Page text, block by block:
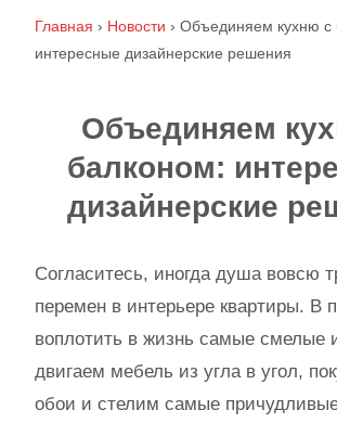
Главная › Новости › Объединяем кухню с
интересные дизайнерские решения
Объединяем
балконом:
дизайнерские
Согласитесь, иногда душа вовсю
перемен в интерьере квартиры. В
воплотить в жизнь самые смелые
двигаем мебель из угла в угол,
обои и стелим самые